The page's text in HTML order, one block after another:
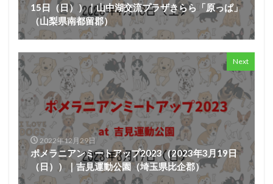
15日（日））｜山中湖交流プラザきらら「原っぱ」
（山梨県南都留郡）
Next
2022年12月29日
ポメラニアンミートアップ2023（2023年3月19日
（日））｜吉見運動公園（埼玉県比企郡）